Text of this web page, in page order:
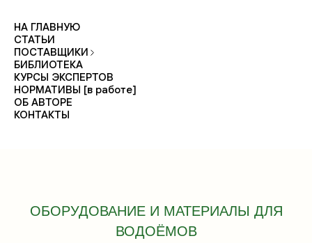
НА ГЛАВНУЮ
СТАТЬИ
ПОСТАВЩИКИ
БИБЛИОТЕКА
КУРСЫ ЭКСПЕРТОВ
НОРМАТИВЫ [в работе]
ОБ АВТОРЕ
КОНТАКТЫ
ОБОРУДОВАНИЕ И МАТЕРИАЛЫ ДЛЯ
ВОДОЁМОВ